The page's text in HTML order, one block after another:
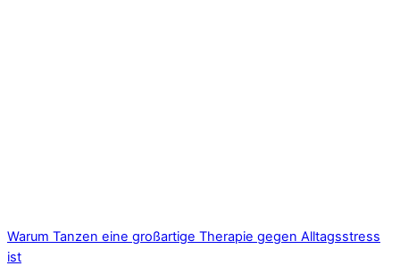
Warum Tanzen eine großartige Therapie gegen Alltagsstress
ist